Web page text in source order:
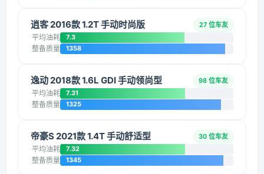
逍客 2016款 1.2T 手动时尚版 27 位车友
平均油耗 7.3
整备质量 1358
逸动 2018款 1.6L GDI 手动领尚型 98 位车友
平均油耗 7.31
整备质量 1325
帝豪S 2021款 1.4T 手动舒适型 30 位车友
平均油耗 7.32
整备质量 1345